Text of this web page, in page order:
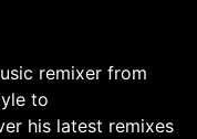
remixer from
to
his latest remixes